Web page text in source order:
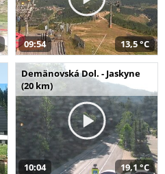
09:54 13,5 °C
Demänovská Dol. - Jaskyne
(20 km)
10:04 19,1 °C